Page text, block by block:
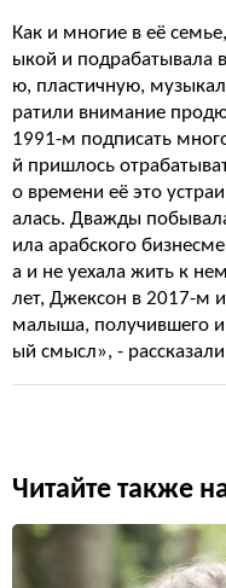
Как и многие в её
ыкой и подрабатывала
ю, пластичную,
ратили внимание
1991-м подписать
й пришлось
о времени её это
алась. Дважды
ила арабского
а и не уехала жить к
лет, Джексон в 2017-м
малыша, получившего
ый смысл», -
Читайте также